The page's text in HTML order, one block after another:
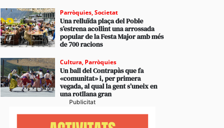
Parròquies,Societat
Una relluïda plaça del Poble
s’estrena acollint una arrossada
popular de la Festa Major amb més
de 700 racions
Cultura, Parròquies
Un ball del Contrapàs que fa
«comunitat» i, per primera
vegada, al qual la gent s’uneix en
una rotllana gran
Publicitat